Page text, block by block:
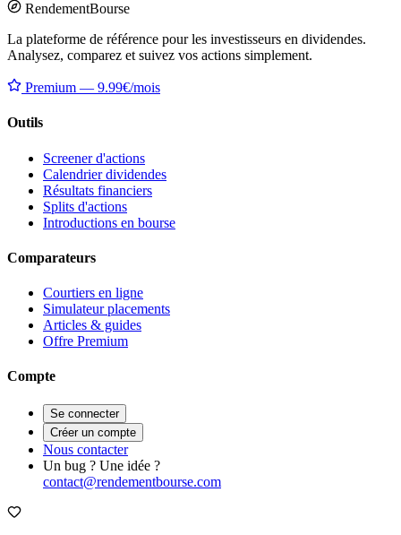
RendementBourse
La plateforme de référence pour les investisseurs en dividendes.
Analysez, comparez et suivez vos actions simplement.
Premium — 9.99€/mois
Outils
Screener d'actions
Calendrier dividendes
Résultats financiers
Splits d'actions
Introductions en bourse
Comparateurs
Courtiers en ligne
Simulateur placements
Articles & guides
Offre Premium
Compte
Se connecter
Créer un compte
Nous contacter
Un bug ? Une idée ?
contact@rendementbourse.com